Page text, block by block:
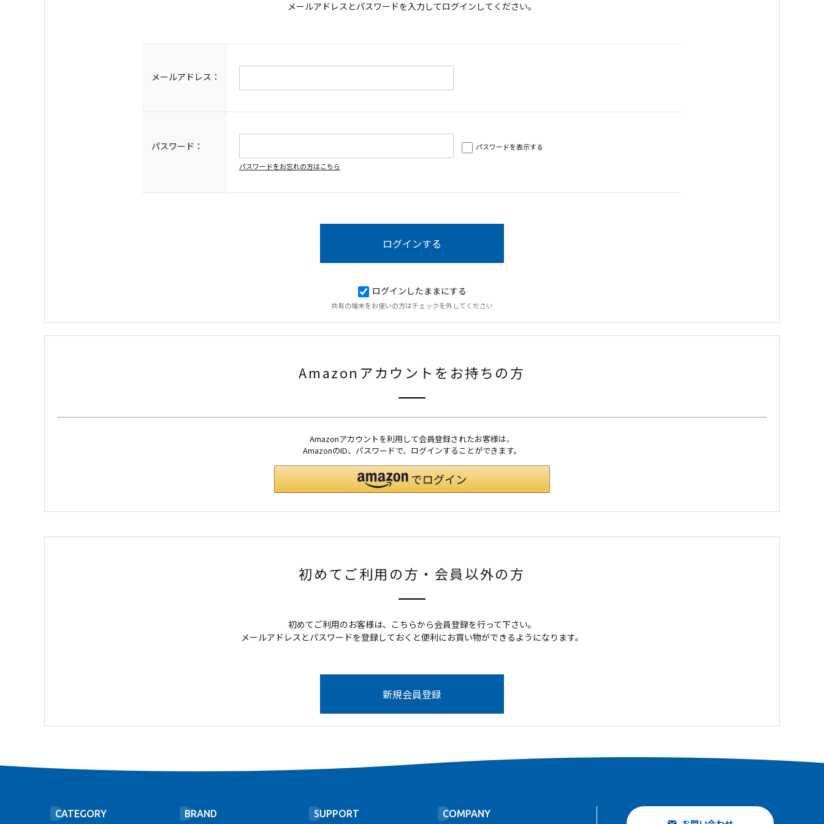
メールアドレスとパスワードを入力してログインしてください。
メールアドレス：
パスワード：
パスワードを表示する
パスワードをお忘れの方はこちら
ログインしたままにする
共有の端末をお使いの方はチェックを外してください
Amazonアカウントをお持ちの方
Amazonアカウントを利用して会員登録されたお客様は、
AmazonのID、パスワードで、ログインすることができます。
初めてご利用の方・会員以外の方
初めてご利用のお客様は、こちらから会員登録を行って下さい。
メールアドレスとパスワードを登録しておくと便利にお買い物ができるようになります。
CATEGORY BRAND SUPPORT COMPANY